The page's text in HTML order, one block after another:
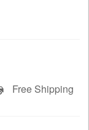
Free Shipping